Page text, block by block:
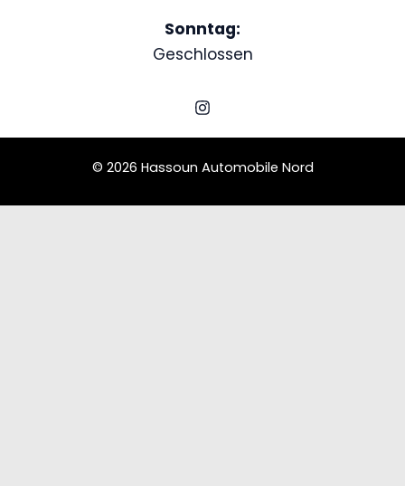
Sonntag:
Geschlossen
© 2026 Hassoun Automobile Nord